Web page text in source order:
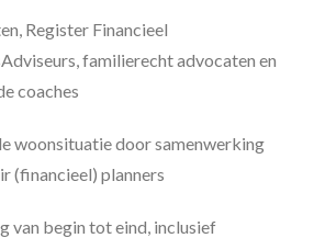
Register Financieel
familierecht advocaten en
coaches
woonsituatie door samenwerking
(financieel) planners
van begin tot eind, inclusief